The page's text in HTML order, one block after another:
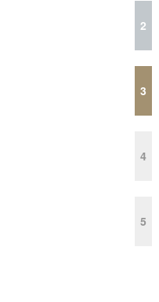
2
3
4
5